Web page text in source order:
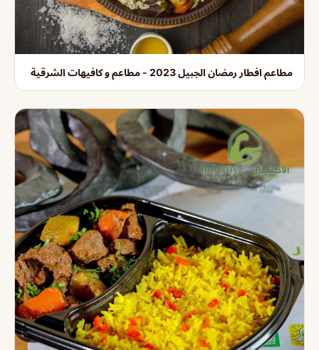
مطاعم افطار رمضان الجبيل 2023 - مطاعم و كافيهات الشرقية